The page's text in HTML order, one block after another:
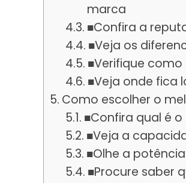
marca
■Confira a
■Veja os
■Verifique
■Veja onde fica
Como escolher o
■Confira qual é
■Veja a
■Olhe a
■Procure saber